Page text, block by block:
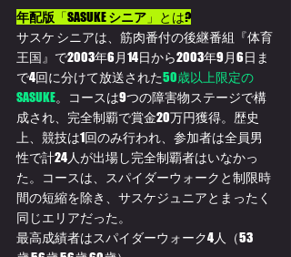
年配版 「SASUKE シニア 」とは?
サスケ シニアは、筋肉番付の後継番組『体育
王国』で2003年6月14日から2003年9月6日ま
で4回に分けて放送された50歳以上限定の
SASUKE。コースは9つの障害物ステージで構
成され、完全制覇で賞金20万円獲得。歴史
上、競技は1回のみ行われ、参加者は全員男
性で計24人が出場し完全制覇者はいなかっ
た。コースは、スパイダーウォークと制限時
間の短縮を除き、サスケジュニアとまったく
同じエリアだった。
最高成績者はスパイダーウォーク4人（53